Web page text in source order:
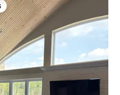
dos hóspedes